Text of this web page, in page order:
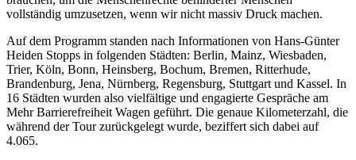
vollständig umzusetzen, wenn wir nicht massiv Druck machen.
Auf dem Programm standen nach Informationen von Hans-Günter
Heiden Stopps in folgenden Städten: Berlin, Mainz, Wiesbaden,
Trier, Köln, Bonn, Heinsberg, Bochum, Bremen, Ritterhude,
Brandenburg, Jena, Nürnberg, Regensburg, Stuttgart und Kassel. In
16 Städten wurden also vielfältige und engagierte Gespräche am
Mehr Barrierefreiheit Wagen geführt. Die genaue Kilometerzahl, die
während der Tour zurückgelegt wurde, beziffert sich dabei auf
4.065.